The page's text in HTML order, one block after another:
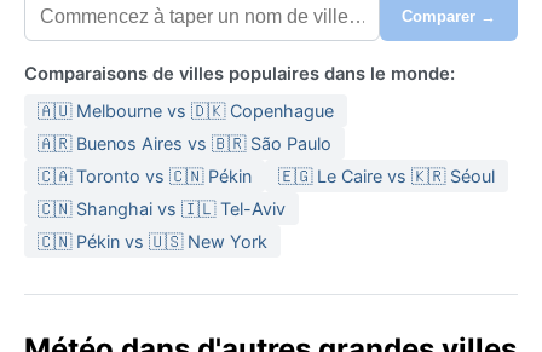
Comparer →
Comparaisons de villes populaires dans le monde:
🇦🇺 Melbourne vs 🇩🇰 Copenhague
🇦🇷 Buenos Aires vs 🇧🇷 São Paulo
🇨🇦 Toronto vs 🇨🇳 Pékin
🇪🇬 Le Caire vs 🇰🇷 Séoul
🇨🇳 Shanghai vs 🇮🇱 Tel-Aviv
🇨🇳 Pékin vs 🇺🇸 New York